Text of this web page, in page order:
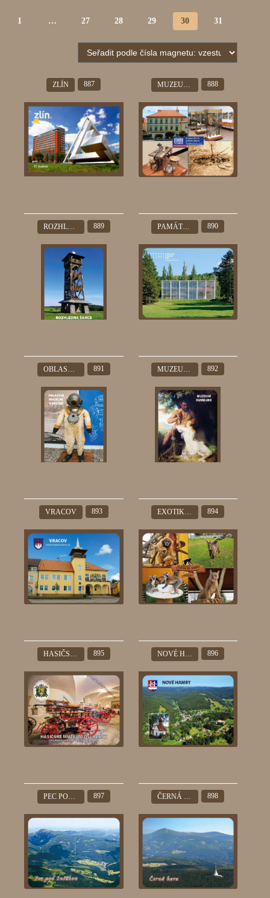
1 … 27 28 29 30 31
ZLÍN 887 888
ROZHLEDNA ŠANCE 889 PAMÁTNÍK TOMÁŠE BATI 890
OBLASTNÍ MUZEUM DĚČÍN 891 MUZEUM RUMBURK 892
VRACOV 893 894
HASIČSKÉ MUZEUM OSLAVANY 895 NOVÉ HAMRY 896
PEC POD SNĚŽKOU 897 ČERNÁ HORA 898